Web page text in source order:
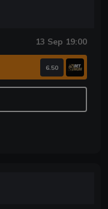
13 Sep 19:00
6.50